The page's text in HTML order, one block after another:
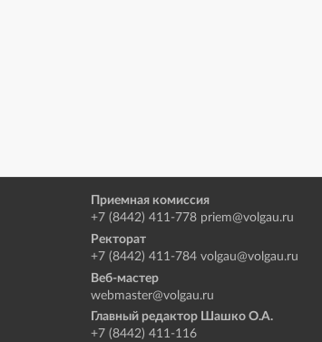
Приемная комиссия
+7 (8442) 411-778 priem@volgau.ru
Ректорат
+7 (8442) 411-784 volgau@volgau.ru
Веб-мастер
webmaster@volgau.ru
Главный редактор Шашко О.А.
+7 (8442) 411-116